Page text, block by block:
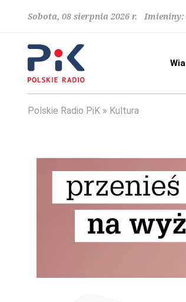
Sobota, 08 sierpnia 2026 r.
Polskie Radio PiK Kultura